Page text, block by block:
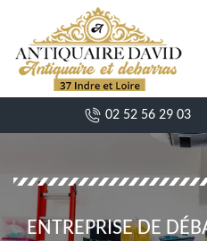
02 52 56 29 03
ENTREPRISE DE